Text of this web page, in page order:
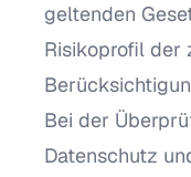
geltenden
Risikoprofil der
Bei der
Datenschutz